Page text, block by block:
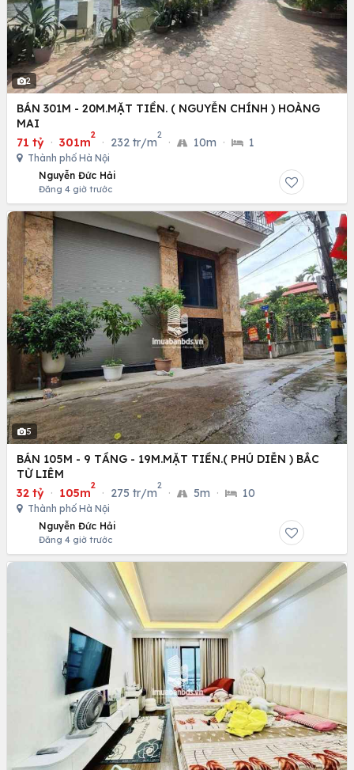
2
BÁN 301M - 20M.MẶT TIỀN. ( NGUYỄN CHÍNH ) HOÀNG
MAI
71 tỷ · 301m
2
· 232 tr/m
2
· 10m · 1
Thành phố Hà Nội
Nguyễn Đức Hải
Đăng 4 giờ trước
5
BÁN 105M - 9 TẦNG - 19M.MẶT TIỀN.( PHÚ DIỄN ) BẮC
TỪ LIÊM
32 tỷ · 105m
2
· 275 tr/m
2
· 5m · 10
Thành phố Hà Nội
Nguyễn Đức Hải
Đăng 4 giờ trước